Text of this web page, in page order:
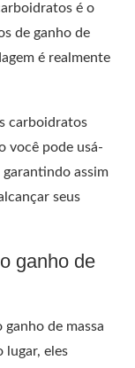
é o
de ganho de
é realmente
carboidratos
você pode usá-
garantindo assim
seus
ganho de
de massa
lugar, eles